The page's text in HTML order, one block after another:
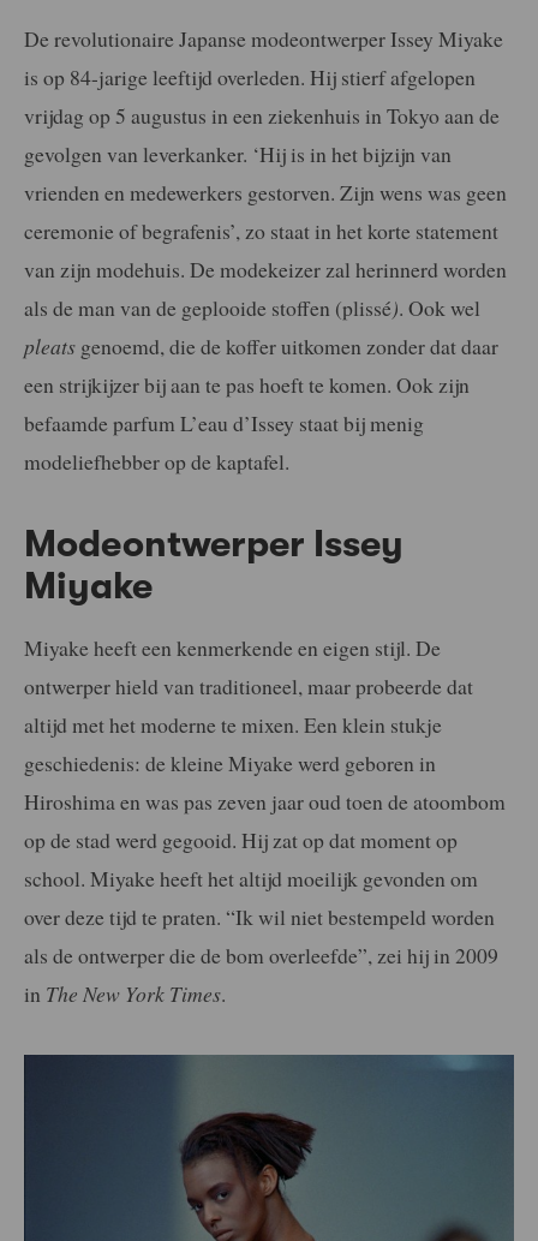
De revolutionaire Japanse modeontwerper Issey Miyake
is op 84-jarige leeftijd overleden. Hij stierf afgelopen
vrijdag op 5 augustus in een ziekenhuis in Tokyo aan de
gevolgen van leverkanker. ‘Hij is in het bijzijn van
vrienden en medewerkers gestorven. Zijn wens was geen
ceremonie of begrafenis’, zo staat in het korte statement
van zijn modehuis. De modekeizer zal herinnerd worden
als de man van de geplooide stoffen (plissé). Ook wel
pleats genoemd, die de koffer uitkomen zonder dat daar
een strijkijzer bij aan te pas hoeft te komen. Ook zijn
befaamde parfum L’eau d’Issey staat bij menig
modeliefhebber op de kaptafel.
Modeontwerper Issey
Miyake
Miyake heeft een kenmerkende en eigen stijl. De
ontwerper hield van traditioneel, maar probeerde dat
altijd met het moderne te mixen. Een klein stukje
geschiedenis: de kleine Miyake werd geboren in
Hiroshima en was pas zeven jaar oud toen de atoombom
op de stad werd gegooid. Hij zat op dat moment op
school. Miyake heeft het altijd moeilijk gevonden om
over deze tijd te praten. “Ik wil niet bestempeld worden
als de ontwerper die de bom overleefde”, zei hij in 2009
in The New York Times.